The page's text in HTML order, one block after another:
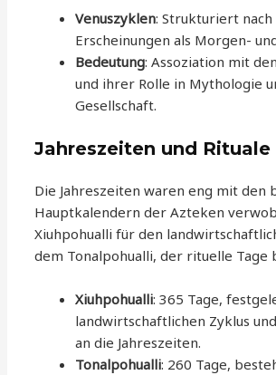
Venuszyklen: Strukturiert nach
Erscheinungen als Morgen-
Bedeutung: Assoziation mit
und ihrer Rolle in Mythologie
Gesellschaft.
Jahreszeiten und Rituale
Die Jahreszeiten waren eng mit den
Hauptkalendern der Azteken
Xiuhpohualli für den
dem Tonalpohualli, der rituelle Tage
Xiuhpohualli: 365 Tage,
landwirtschaftlichen Zyklus
an die Jahreszeiten.
Tonalpohualli: 260 Tage,